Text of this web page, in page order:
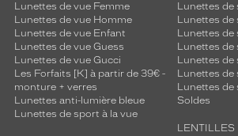
Lunettes de vue Femme
Lunettes de vue Homme
Lunettes de vue Enfant
Lunettes de vue Guess
Lunettes de vue Gucci
Les Forfaits [K] à partir de 39€ -
monture + verres
Lunettes anti-lumière bleue
Lunettes de sport à la vue
Lunettes de
Lunettes de
Lunettes de
Lunettes de
Lunettes de
Lunettes de
Lunettes de
Soldes
LENTILLES